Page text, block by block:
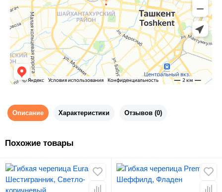
Описание Характеристики Отзывов (0)
Похожие товары